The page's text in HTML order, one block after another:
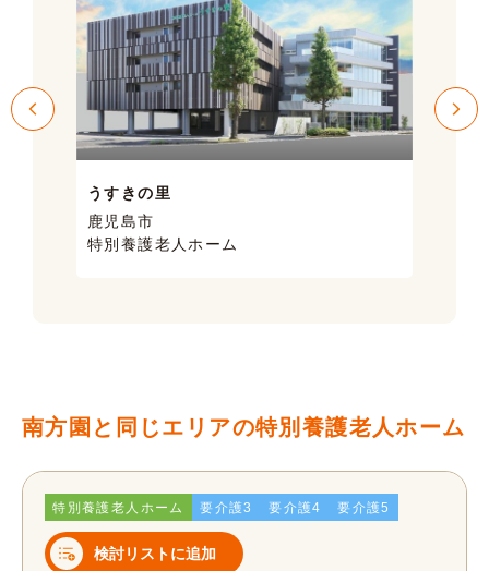
うすきの里
鹿児島市
特別養護老人ホーム
南方園と同じエリアの特別養護老人ホーム
特別養護老人ホーム 要介護3 要介護4 要介護5
検討リストに追加